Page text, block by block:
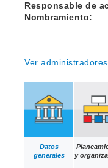
Responsable de
Nombramiento:
Ver
Datos
generales
y